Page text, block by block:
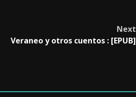
Next
Veraneo y otros cuentos : [EPUB]